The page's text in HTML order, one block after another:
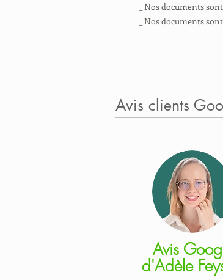
_ Nos documents
_ Nos documents
Avis clients
Avis
d'Adèle